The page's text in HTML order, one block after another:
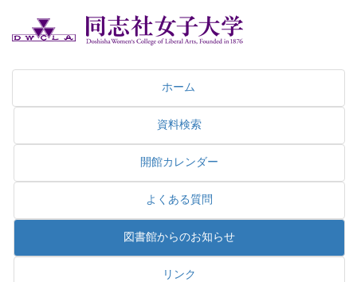
ホーム
資料検索
開館カレンダー
よくある質問
図書館からのお知らせ
リンク